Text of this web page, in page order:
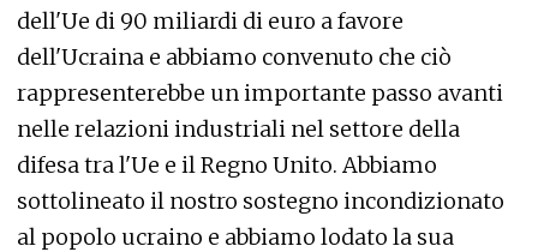
dell'Ue di 90 miliardi di euro a favore
dell'Ucraina e abbiamo convenuto che ciò
rappresenterebbe un importante passo avanti
nelle relazioni industriali nel settore della
difesa tra l'Ue e il Regno Unito. Abbiamo
sottolineato il nostro sostegno incondizionato
al popolo ucraino e abbiamo lodato la sua